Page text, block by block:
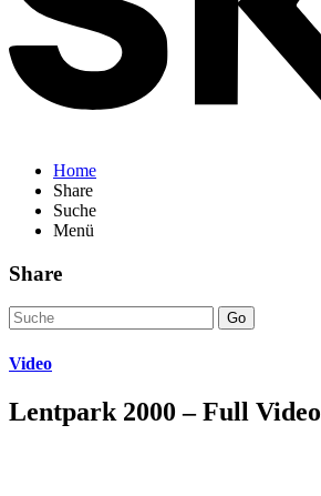
Home
Share
Suche
Menü
Share
Go
Video
Lentpark 2000 – Full Video